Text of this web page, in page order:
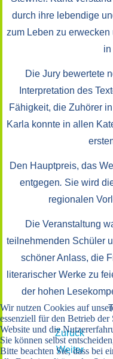
durch ihre lebendige
zum Leben zu
in
Die Jury bewertete
Interpretation des
Fähigkeit, die Zuhörer
Karla konnte in allen
Den Hauptpreis, das
entgegen. Sie wird
regionalen
Die Veranstaltung
teilnehmenden Schüler
schöner Anlass, die
literarischer Werke zu
der hohen
Zurück
Weiter
Wir nutzen Cookies auf
essenziell für den Betrieb der
Website und die
Sie können selbst
Bitte beachten Sie, dass bei